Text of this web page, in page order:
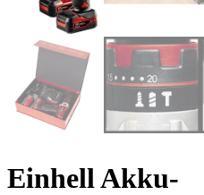
Einhell Akku-